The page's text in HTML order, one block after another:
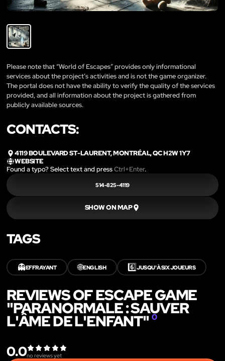
Please note that “World of Escapes” provides only informational
services about the project’s activities and is not the game organizer.
The portal does not have the ability to verify the quality of the services
provided, and all information about the project is gathered from
publicly available sources.
CONTACTS:
4119 BOULEVARD ST-LAURENT, MONTRÉAL, QC H2W 1Y7
WEBSITE
Found a typo? Select text and pressCtrl+Enter.
514-825-4119
SHOW ON MAP
TAGS
👻EFFRAYANT 🌐ENGLISH 6️⃣JUSQU'À SIX JOUEURS
REVIEWS OF ESCAPE GAME
"PARANORMALE : SAUVER
L'ÂME DE L'ENFANT" 0
0.0no reviews yet